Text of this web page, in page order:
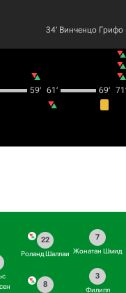
34‎’‎ Винченцо Грифо
59‎’‎ 61‎’‎ 69‎’‎ 71‎’‎
7
Жонатан Шмид
3
Филипп
22
Роланд Шаллаи
8